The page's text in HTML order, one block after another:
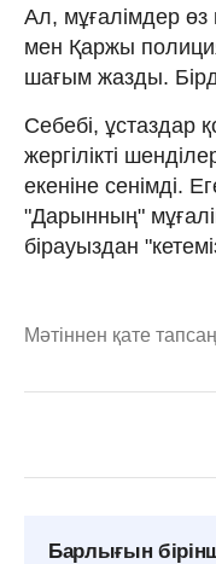
Ал, мұғалімдер өз
мен Қаржы
шағым жазды.
Себебі, ұстаздар
жергілікті
екеніне сенімді.
"Дарынның"
бірауыздан
Мәтіннен қате
Барлығын